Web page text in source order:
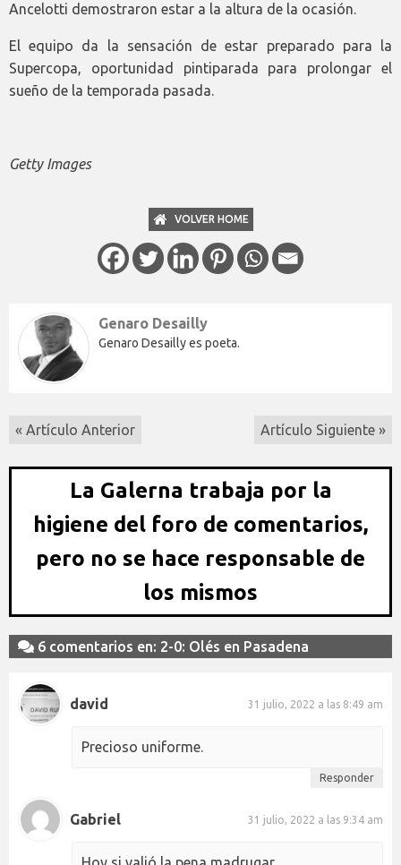
Ancelotti demostraron estar a la altura de la ocasión.
El equipo da la sensación de estar preparado para la
Supercopa, oportunidad pintiparada para prolongar el
sueño de la temporada pasada.
Getty Images
VOLVER HOME
Genaro Desailly
Genaro Desailly es poeta.
« Artículo Anterior Artículo Siguiente »
La Galerna trabaja por la
higiene del foro de comentarios,
pero no se hace responsable de
los mismos
6 comentarios en: 2-0: Olés en Pasadena
david 31 julio, 2022 a las 8:49 am
Precioso uniforme.
Responder
Gabriel 31 julio, 2022 a las 9:34 am